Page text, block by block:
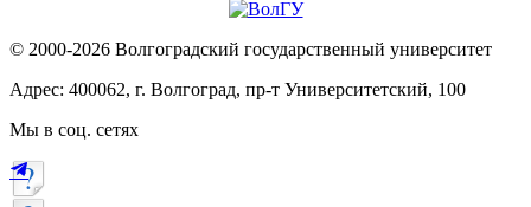
© 2000-2026 Волгоградский государственный университет
Адрес: 400062, г. Волгоград, пр-т Университетский, 100
Мы в соц. сетях